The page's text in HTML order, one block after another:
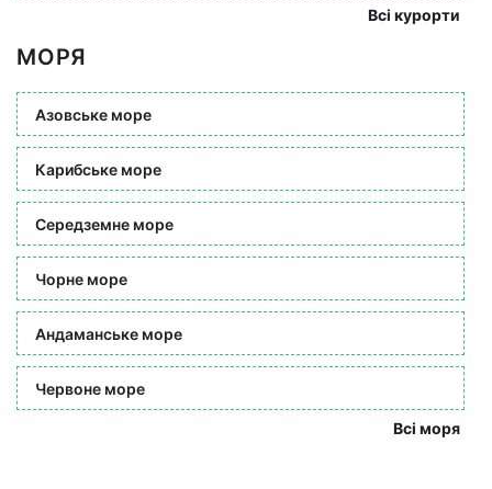
Всі курорти
МОРЯ
Азовське море
Карибське море
Середземне море
Чорне море
Андаманське море
Червоне море
Всі моря